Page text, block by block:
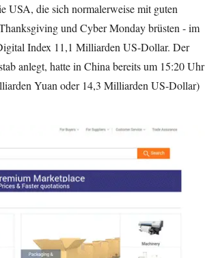
USA, die sich normalerweise mit guten
und Cyber Monday brüsten - im
Index 11,1 Milliarden US-Dollar. Der
anlegt, hatte in China bereits um 15:20 Uhr
Yuan oder 14,3 Milliarden US-Dollar)